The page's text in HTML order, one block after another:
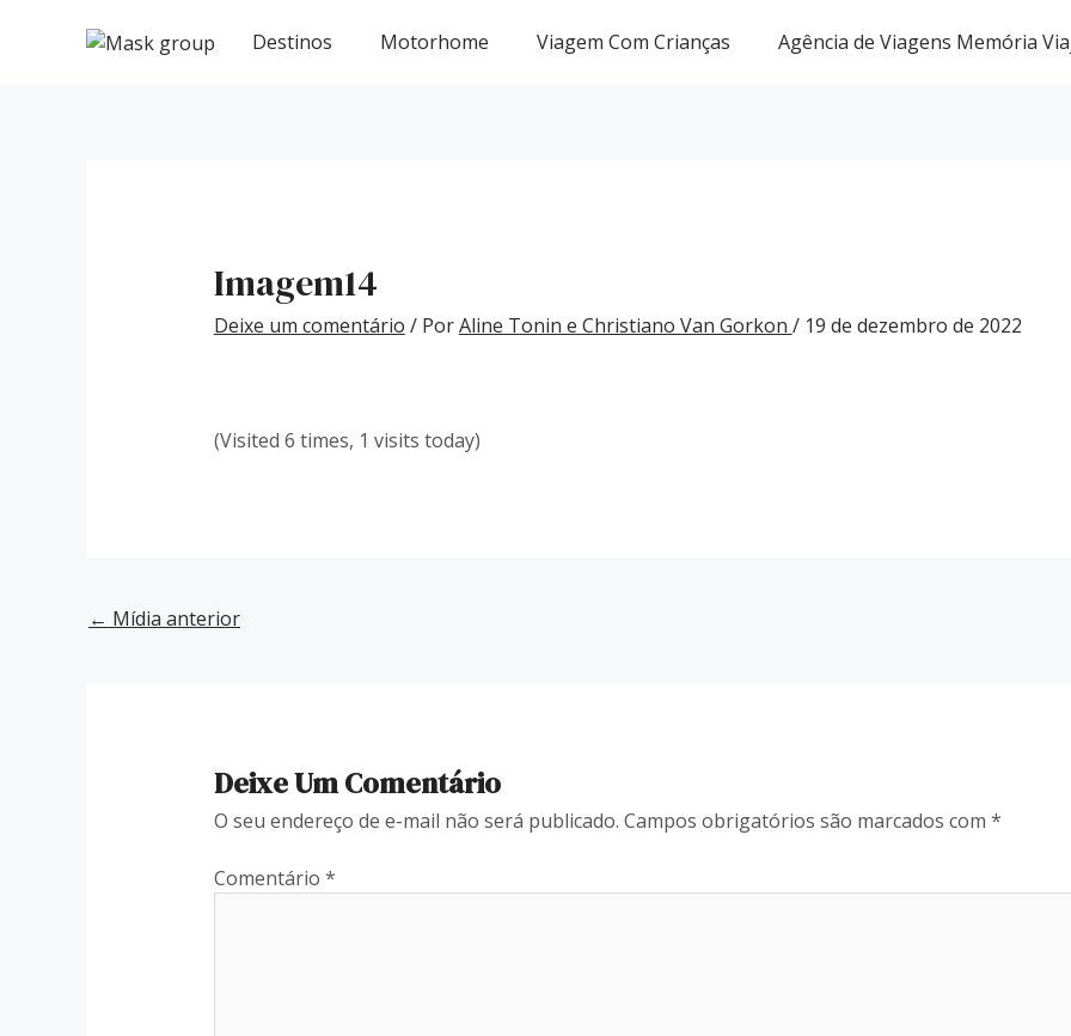
Destinos Motorhome Viagem Com Crianças Agência de Viagens Memória
Imagem14
Deixe um comentário / PorAline Tonin e Christiano Van Gorkon / 19 de dezembro de 2022
(Visited 6 times, 1 visits today)
navigation
← Mídia anterior
Deixe Um Comentário
O seu endereço de e-mail não será publicado. Campos obrigatórios são marcados com *
Comentário *